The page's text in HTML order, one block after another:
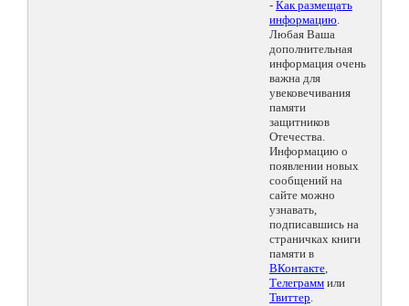
- Как размещать
информацию.
Любая Ваша
дополнительная
информация очень
важна для
увековечивания
памяти
защитников
Отечества.
Информацию о
появлении новых
сообщений на
сайте можно
узнавать,
подписавшись на
страничках книги
памяти в
ВКонтакте,
Телеграмм или
Твиттер.